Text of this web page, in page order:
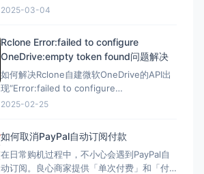
自己测试，方法一样。 星辰Scaleway官网：
先注册一个星辰账号 这里的地址可以
2025-03-04
Rclone Error:failed to configure
OneDrive:empty token found问题解决
如何解决Rclone自建微软OneDrive的API出
现“Error:failed to configure
OneDrive:empty token found”错误？ 在
2025-02-25
如何取消PayPal自动订阅付款
在日常购机过程中，不小心会遇到PayPal自
动订阅。良心商家提供「单次付费」和「付